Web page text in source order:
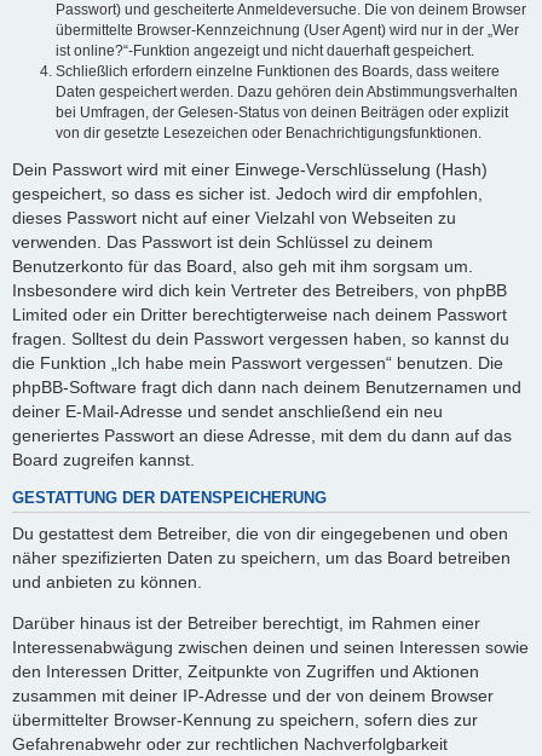
Passwort) und gescheiterte Anmeldeversuche. Die von deinem Browser
übermittelte Browser-Kennzeichnung (User Agent) wird nur in der „Wer
ist online?“-Funktion angezeigt und nicht dauerhaft gespeichert.
Schließlich erfordern einzelne Funktionen des Boards, dass weitere
Daten gespeichert werden. Dazu gehören dein Abstimmungsverhalten
bei Umfragen, der Gelesen-Status von deinen Beiträgen oder explizit
von dir gesetzte Lesezeichen oder Benachrichtigungsfunktionen.
Dein Passwort wird mit einer Einwege-Verschlüsselung (Hash)
gespeichert, so dass es sicher ist. Jedoch wird dir empfohlen,
dieses Passwort nicht auf einer Vielzahl von Webseiten zu
verwenden. Das Passwort ist dein Schlüssel zu deinem
Benutzerkonto für das Board, also geh mit ihm sorgsam um.
Insbesondere wird dich kein Vertreter des Betreibers, von phpBB
Limited oder ein Dritter berechtigterweise nach deinem Passwort
fragen. Solltest du dein Passwort vergessen haben, so kannst du
die Funktion „Ich habe mein Passwort vergessen“ benutzen. Die
phpBB-Software fragt dich dann nach deinem Benutzernamen und
deiner E-Mail-Adresse und sendet anschließend ein neu
generiertes Passwort an diese Adresse, mit dem du dann auf das
Board zugreifen kannst.
GESTATTUNG DER DATENSPEICHERUNG
Du gestattest dem Betreiber, die von dir eingegebenen und oben
näher spezifizierten Daten zu speichern, um das Board betreiben
und anbieten zu können.
Darüber hinaus ist der Betreiber berechtigt, im Rahmen einer
Interessenabwägung zwischen deinen und seinen Interessen sowie
den Interessen Dritter, Zeitpunkte von Zugriffen und Aktionen
zusammen mit deiner IP-Adresse und der von deinem Browser
übermittelter Browser-Kennung zu speichern, sofern dies zur
Gefahrenabwehr oder zur rechtlichen Nachverfolgbarkeit